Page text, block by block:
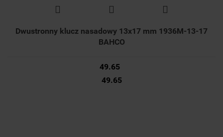
Dwustronny klucz nasadowy 13x17 mm 1936M-13-17
BAHCO
49.65
49.65